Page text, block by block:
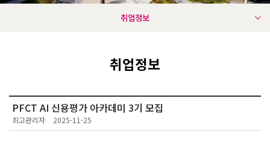
취업정보
취업정보
PFCT AI 신용평가 아카데미 3기 모집
최고관리자 2025-11-25